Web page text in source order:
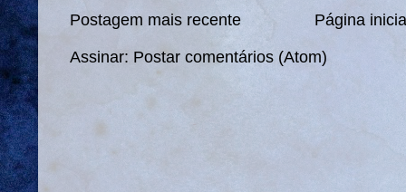
Postagem mais recente Página
Assinar: Postar comentários (Atom)